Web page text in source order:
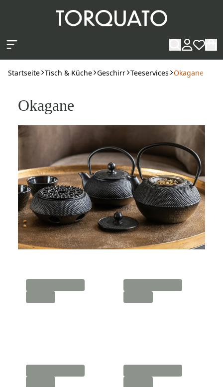
Startseite Tisch & Küche Geschirr Teeservices Okagane
Okagane